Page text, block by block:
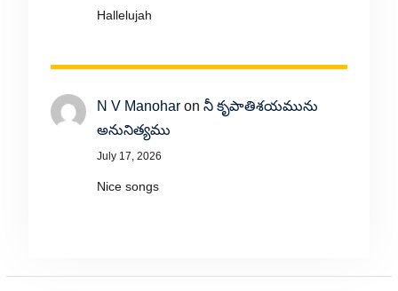
Hallelujah
N V Manoharon నీ కృపాతిశయమును
అనునిత్యము
July 17, 2026
Nice songs